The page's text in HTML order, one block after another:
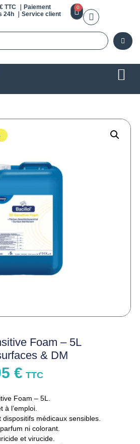
TTC ｜Paiement
24h ｜Service client
0
Foam – 5L
& DM
€ TTC
Foam – 5L.
à l’emploi.
dispositifs médicaux sensibles.
ni colorant.
et virucide.